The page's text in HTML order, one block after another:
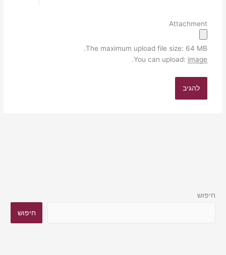
Attachment
The maximum upload file size: 64 MB.
You can upload: image
.
חיפוש
חיפוש